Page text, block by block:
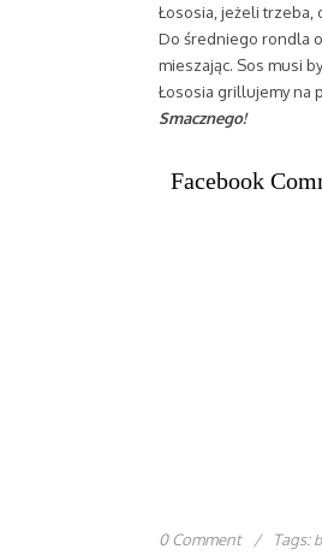
Łososia, jeżeli trzeba,
Do średniego rondla
mieszając. Sos musi
Łososia grillujemy na
Smacznego!
Facebook
0 Comment / Tags: